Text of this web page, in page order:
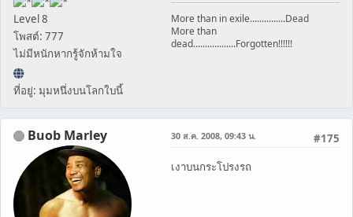
Level 8
โพสต์: 777
ไม่มีหนักหากรู้จักห้ามใจ
ที่อยู่: มุมหนึ่งบนโลกใบนี้
More than in exile...............Dead
More than
dead..................Forgotten!!!!!!
Buob Marley #175
30 ส.ค. 2008, 09:43 น.
เงาบนกระโปรงรถ